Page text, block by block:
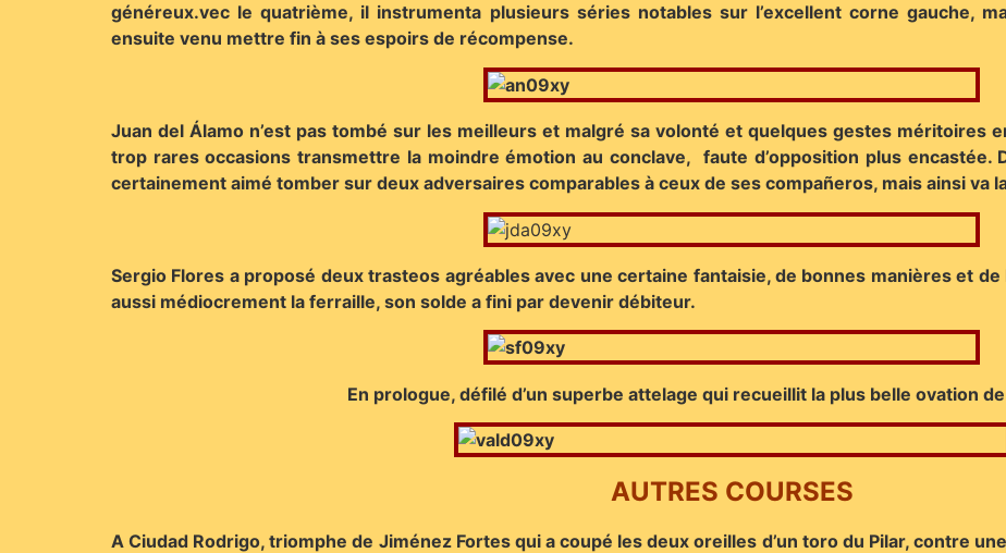
généreux.vec le quatrième, il instrumenta plusieurs séries notables sur l’excellent corne gauche,
ensuite venu mettre fin à ses espoirs de récompense.
Juan del Álamo n’est pas tombé sur les meilleurs et malgré sa volonté et quelques gestes méritoires
trop rares occasions transmettre la moindre émotion au conclave, faute d’opposition plus encastée.
certainement aimé tomber sur deux adversaires comparables à ceux de ses compañeros, mais ainsi va
Sergio Flores a proposé deux trasteos agréables avec une certaine fantaisie, de bonnes manières et
aussi médiocrement la ferraille, son solde a fini par devenir débiteur.
En prologue, défilé d’un superbe attelage qui recueillit la plus belle ovation
AUTRES COURSES
A Ciudad Rodrigo, triomphe de Jiménez Fortes qui a coupé les deux oreilles d’un toro du Pilar, contre